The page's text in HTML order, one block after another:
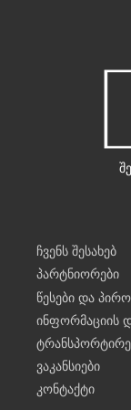
ჩვენს შესახებ
პარტნიორები
წესები და
ინფორმაციის
ვაკანსიები
კონტაქტი